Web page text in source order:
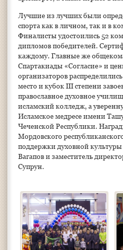
Лучшие из лучших были
спорта как в личном, так и в
Финалисты удостоились 52
дипломов победителей.
каждому. Главные же
Спартакиады «Согласие» и
организаторов
место и кубок III степени
православное духовное
исламский колледж, а
Исламское медресе имени
Чеченской Республики.
Мордовского
поддержки духовной
Вагапов и заместитель
Супрун.